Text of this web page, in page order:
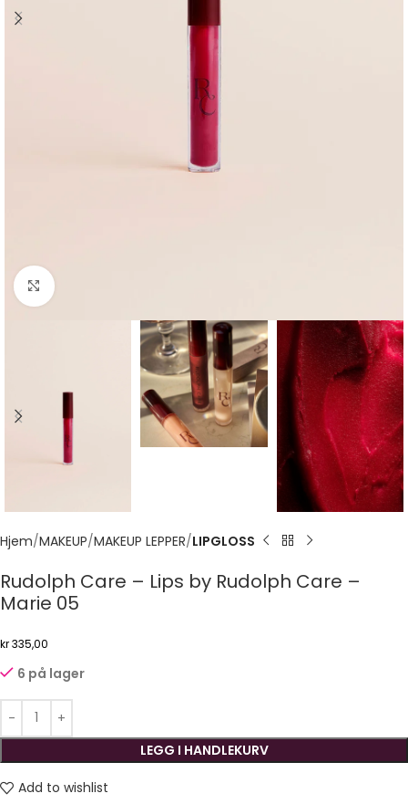
Click to enlarge
Hjem MAKEUP MAKEUP LEPPER LIPGLOSS
Rudolph Care – Lips by Rudolph Care –
Marie 05
kr335,00
6 på lager
LEGG I HANDLEKURV
Add to wishlist